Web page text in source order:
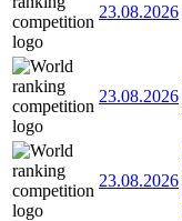
23.08.2026
23.08.2026
23.08.2026